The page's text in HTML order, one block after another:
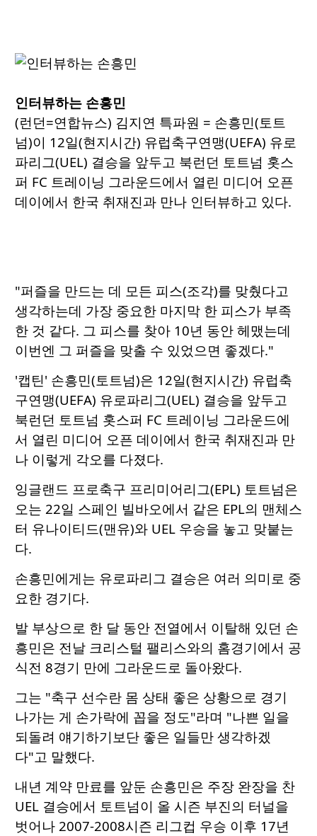
인터뷰하는 손흥민
(런던=연합뉴스) 김지연 특파원 = 손흥민(토트
넘)이 12일(현지시간) 유럽축구연맹(UEFA) 유로
파리그(UEL) 결승을 앞두고 북런던 토트넘 홋스
퍼 FC 트레이닝 그라운드에서 열린 미디어 오픈
데이에서 한국 취재진과 만나 인터뷰하고 있다.
"퍼즐을 만드는 데 모든 피스(조각)를 맞췄다고
생각하는데 가장 중요한 마지막 한 피스가 부족
한 것 같다. 그 피스를 찾아 10년 동안 헤맸는데
이번엔 그 퍼즐을 맞출 수 있었으면 좋겠다."
'캡틴' 손흥민(토트넘)은 12일(현지시간) 유럽축
구연맹(UEFA) 유로파리그(UEL) 결승을 앞두고
북런던 토트넘 홋스퍼 FC 트레이닝 그라운드에
서 열린 미디어 오픈 데이에서 한국 취재진과 만
나 이렇게 각오를 다졌다.
잉글랜드 프로축구 프리미어리그(EPL) 토트넘은
오는 22일 스페인 빌바오에서 같은 EPL의 맨체스
터 유나이티드(맨유)와 UEL 우승을 놓고 맞붙는
다.
손흥민에게는 유로파리그 결승은 여러 의미로 중
요한 경기다.
발 부상으로 한 달 동안 전열에서 이탈해 있던 손
흥민은 전날 크리스털 팰리스와의 홈경기에서 공
식전 8경기 만에 그라운드로 돌아왔다.
그는 "축구 선수란 몸 상태 좋은 상황으로 경기
나가는 게 손가락에 꼽을 정도"라며 "나쁜 일을
되돌려 얘기하기보단 좋은 일들만 생각하겠
다"고 말했다.
내년 계약 만료를 앞둔 손흥민은 주장 완장을 찬
UEL 결승에서 토트넘이 올 시즌 부진의 터널을
벗어나 2007-2008시즌 리그컵 우승 이후 17년